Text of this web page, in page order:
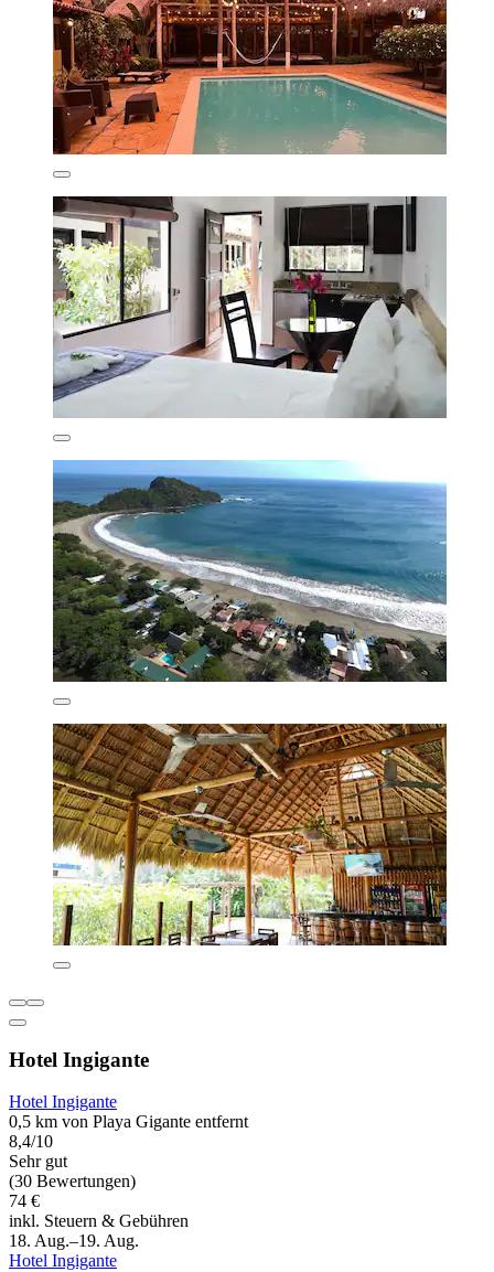
Hotel Ingigante
Hotel Ingigante
0,5 km von Playa Gigante entfernt
8,4/10
Sehr gut
(30 Bewertungen)
74 €
inkl. Steuern & Gebühren
18. Aug.–19. Aug.
Hotel Ingigante